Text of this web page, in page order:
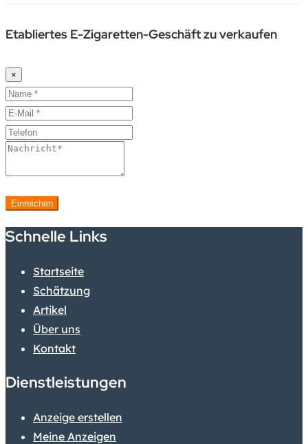
Etabliertes E-Zigaretten-Geschäft zu verkaufen
×
Einreichen
Schnelle Links
Startseite
Schätzung
Artikel
Über uns
Kontakt
Dienstleistungen
Anzeige erstellen
Meine Anzeigen